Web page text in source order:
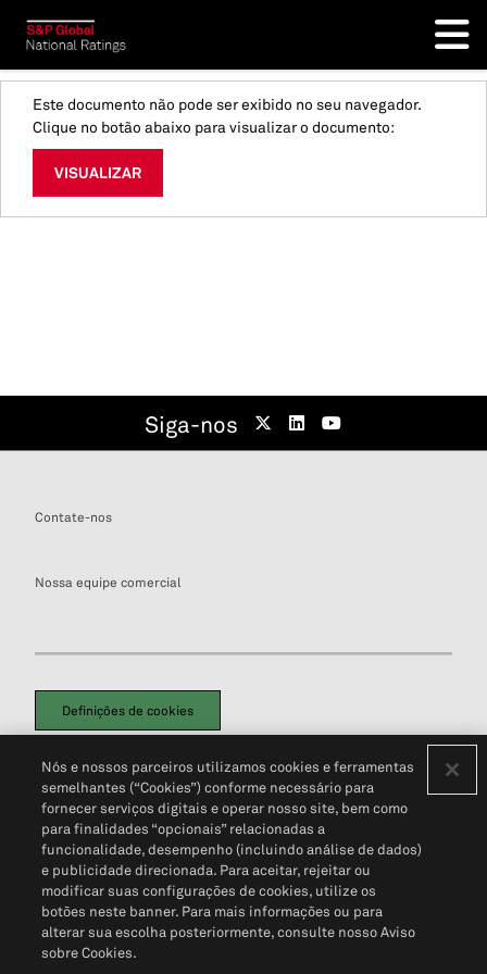
Este documento não pode ser exibido no seu navegador.
Clique no botão abaixo para visualizar o documento:
VISUALIZAR
Siga-nos
Contate-nos
Nossa equipe comercial
Definições de cookies
Política de PrivacidadePortal de privacidade do cliente (em inglês)
Não Venda Minhas Informações Pessoais© 2026 S&P Global
Nós e nossos parceiros utilizamos cookies e ferramentas
semelhantes (“Cookies”) conforme necessário para
fornecer serviços digitais e operar nosso site, bem como
para finalidades “opcionais” relacionadas a
funcionalidade, desempenho (incluindo análise de dados)
e publicidade direcionada. Para aceitar, rejeitar ou
modificar suas configurações de cookies, utilize os
botões neste banner. Para mais informações ou para
alterar sua escolha posteriormente, consulte nosso Aviso
sobre Cookies.